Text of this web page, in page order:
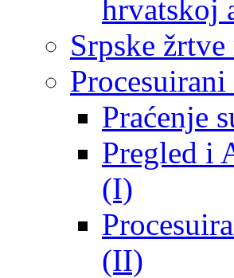
hrvatskoj
Srpske
Praćenje
Pregled i
(I)
(II)